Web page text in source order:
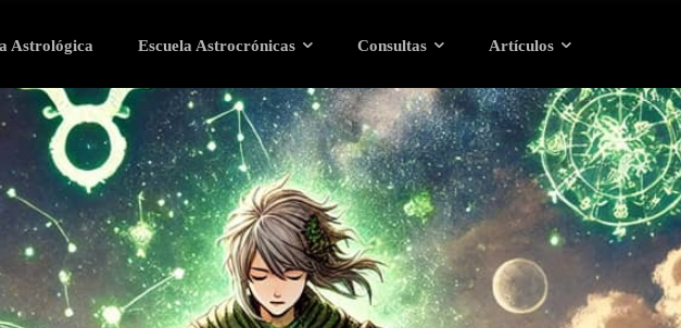
Astrológica Escuela Astrocrónicas Consultas Artículos